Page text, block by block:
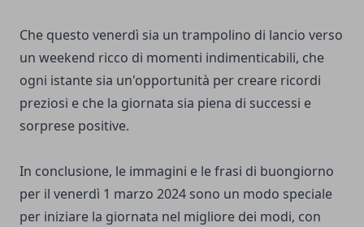
Che questo venerdì sia un trampolino di lancio verso
un weekend ricco di momenti indimenticabili, che
ogni istante sia un'opportunità per creare ricordi
preziosi e che la giornata sia piena di successi e
sorprese positive.
In conclusione, le immagini e le frasi di buongiorno
per il venerdì 1 marzo 2024 sono un modo speciale
per iniziare la giornata nel migliore dei modi, con